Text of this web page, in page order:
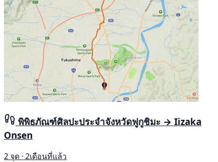
พิพิธภัณฑ์ศิลปะประจำจังหวัดฟูกูชิมะ → Iizaka
Onsen
2 จุด · 2เดือนที่แล้ว